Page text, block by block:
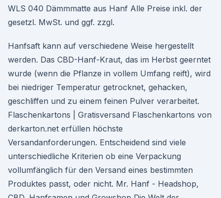
WLS 040 Dämmmatte aus Hanf Alle Preise inkl. der
gesetzl. MwSt. und ggf. zzgl.
Hanfsaft kann auf verschiedene Weise hergestellt
werden. Das CBD-Hanf-Kraut, das im Herbst geerntet
wurde (wenn die Pflanze in vollem Umfang reift), wird
bei niedriger Temperatur getrocknet, gehacken,
geschliffen und zu einem feinen Pulver verarbeitet.
Flaschenkartons | Gratisversand Flaschenkartons von
derkarton.net erfüllen höchste
Versandanforderungen. Entscheidend sind viele
unterschiedliche Kriterien ob eine Verpackung
vollumfänglich für den Versand eines bestimmten
Produktes passt, oder nicht. Mr. Hanf - Headshop,